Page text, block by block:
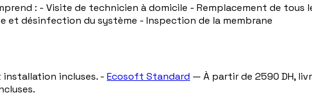
: - Visite de technicien à domicile - Remplacement de tous
et désinfection du système - Inspection de la membrane
installation incluses. - Ecosoft Standard — À partir de 2590 DH,